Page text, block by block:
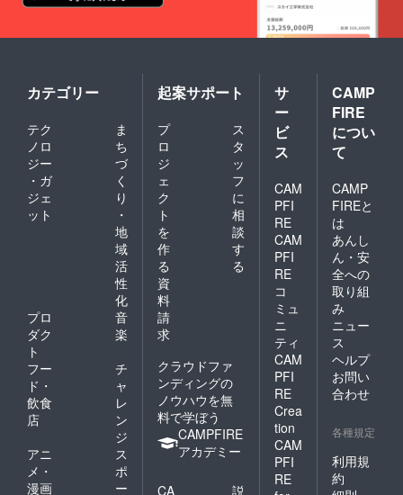
ンクを
メール
にて送
す。
（YouT
ubeにて
限定公
開）
ジ・出
演者か
らのお
あり）
とイベ
ント写
真を使
用した
のメッ
セージ
カード
を送ら
せてい
ただき
ます※お
礼の動
画内で
お一人
お一人
のお名
前をお
呼びす
ること
はでき
す。動
画のリ
ンクを
メール
にて送
カテゴリー
テク
ノロ
ジー
・ガ
ジェ
ット
ま
ち
づ
く
り
・
地
域
活
性
化
プロ
ダク
ト
音
楽
フー
ド・
飲食
店
チ
ャ
レ
ン
ジ
アニ
メ・
漫画
ス
ポ
ー
起案サポート
プ
ロ
ジ
ェ
ク
ト
を
作
る
ス
タ
ッ
フ
に
相
談
す
る
資
料
請
求
クラウドファ
ンディングの
ノウハウを無
料で学ぼう
CAMPFIRE
アカデミー
CA
説
サ
ー
ビ
ス
CAM
PFI
RE
CAM
PFI
RE
コ
ミュ
ニ
ティ
CAM
PFI
RE
Crea
tion
CAM
PFI
RE
CAMP
FIRE
につい
て
CAMP
FIREと
は
あんし
ん・安
全への
取り組
み
ニュー
ス
ヘルプ
お問い
合わせ
各種規定
利用規
約